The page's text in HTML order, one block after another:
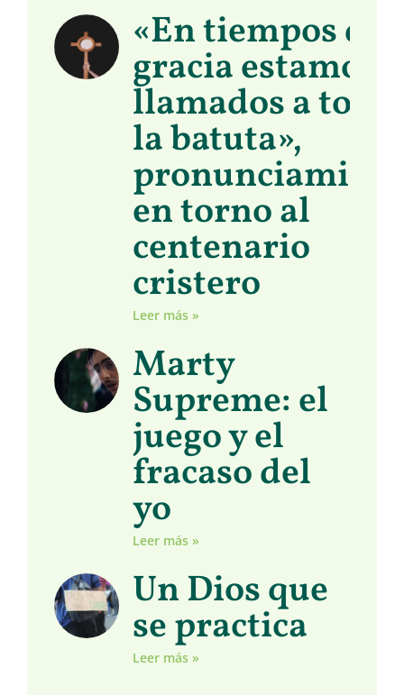
«En tiempos de
gracia estamos
llamados a
la batuta»,
en torno al
centenario
cristero
Leer más »
Marty
Supreme: el
juego y el
fracaso del
yo
Leer más »
Un Dios que
se practica
Leer más »